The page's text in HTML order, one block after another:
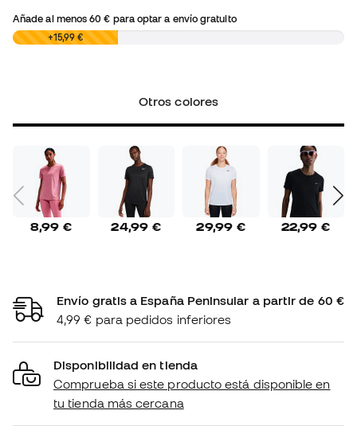
Añade al menos60 € para optar a envío gratuito
0,00 € +15,99 €
Otros colores
8,99 € 24,99 € 29,99 € 22,99 €
Envío gratis a España Peninsular a partir de 60 €
4,99 € para pedidos inferiores
Disponibilidad en tienda
Comprueba si este producto está disponible en
tu tienda más cercana